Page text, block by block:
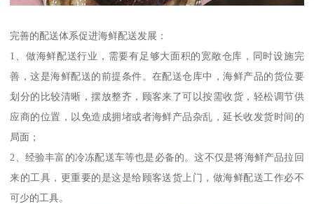
完善的配送体系促进海鲜配送发展：
1、做海鲜配送行业，需要有足够大面积的宽敞仓库，同时设施完
善，这是海鲜配送的前提条件。在配送仓库中，海鲜产品的货位要
划分的比较清晰，摆放整齐，顾客来了可以按需收货，轻松调节供
应商的位置，以免造成拥堵或者海鲜产品杂乱，延长收发货时间的
局面；
2、经验丰富的冷冻配送车等也是必备的。这不仅是将海鲜产品拉回
来的工具，更重要的是这是给顾客送货上门，做海鲜配送工作必不
可少的工具。